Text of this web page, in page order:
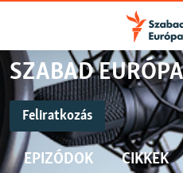
Akadálymentes
Ugrás
fő
oldalra
Ugrás
a
NAPIRENDEN
AKTUÁLIS
PODCASTOK
SZABAD
Feliratkozás
EPIZÓDOK CIKKEK